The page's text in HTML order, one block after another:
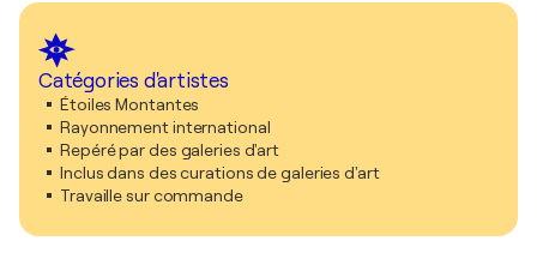
Catégories d'artistes
Étoiles Montantes
Rayonnement international
Repéré par des galeries d'art
Inclus dans des curations de galeries d'art
Travaille sur commande